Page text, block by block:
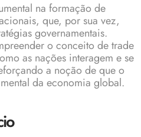
na formação de
que, por sua vez,
governamentais.
o conceito de trade
as nações interagem e se
a noção de que o
da economia global.